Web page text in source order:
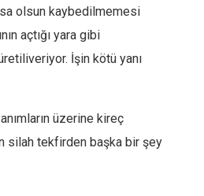
olsun kaybedilmemesi
açtığı yara gibi
İşin kötü yanı
üzerine kireç
silah tekfirden başka bir şey